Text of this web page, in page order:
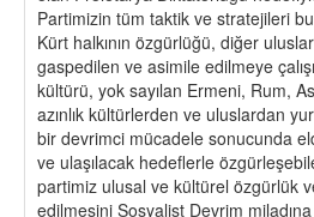
Partimizin tüm taktik ve stratejileri
Kürt halkının özgürlüğü, diğer
gaspedilen ve asimile edilmeye
kültürü, yok sayılan Ermeni, Rum,
azınlık kültürlerden ve uluslardan
bir devrimci mücadele sonucunda
ve ulaşılacak hedeflerle
partimiz ulusal ve kültürel özgürlük
edilmesini Sosyalist Devrim